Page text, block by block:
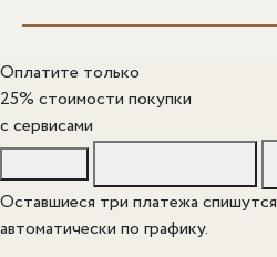
Оплатите только
25% стоимости покупки
c сервисами
Оставшиеся три платежа спишутся
автоматически по графику.